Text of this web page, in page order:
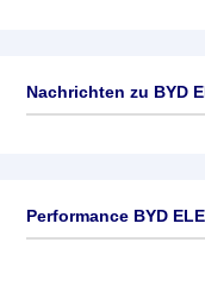
Nachrichten zu BYD
Performance BYD